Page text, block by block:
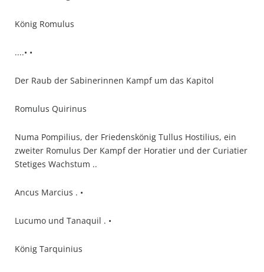
König Romulus
....• •
Der Raub der Sabinerinnen Kampf um das Kapitol
Romulus Quirinus
Numa Pompilius, der Friedenskönig Tullus Hostilius, ein
zweiter Romulus Der Kampf der Horatier und der Curiatier
Stetiges Wachstum ..
Ancus Marcius . •
Lucumo und Tanaquil . •
König Tarquinius